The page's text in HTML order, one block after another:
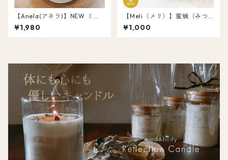
【Anela(アネラ)】NEW ミニ
ボトル ソイ キャンドル 香木パ
ロサント＆ホワイトセージ オ
¥1,980
【Meli（メリ）】蜜蝋（みつ
ろう）キャンドル ソイMix S 1
個 浄化キャンドル L045
¥1,000